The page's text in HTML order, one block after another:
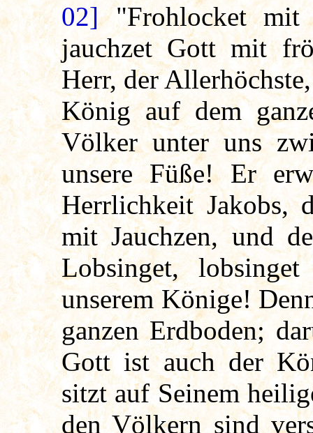
02]"Frohlocket mit
jauchzet Gott mit
Herr, der
König auf dem
Völker unter uns
unsere Füße! Er
Herrlichkeit Jakobs,
mit Jauchzen, und
Lobsinget,
unserem Könige!
ganzen Erdboden;
Gott ist auch der
sitzt auf Seinem
den Völkern sind